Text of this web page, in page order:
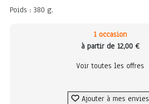
Poids : 380 g.
1 occasion
à partir de 12,00 €
Voir toutes les offres
Ajouter à mes envies